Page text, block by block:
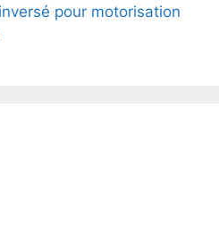
pour motorisation